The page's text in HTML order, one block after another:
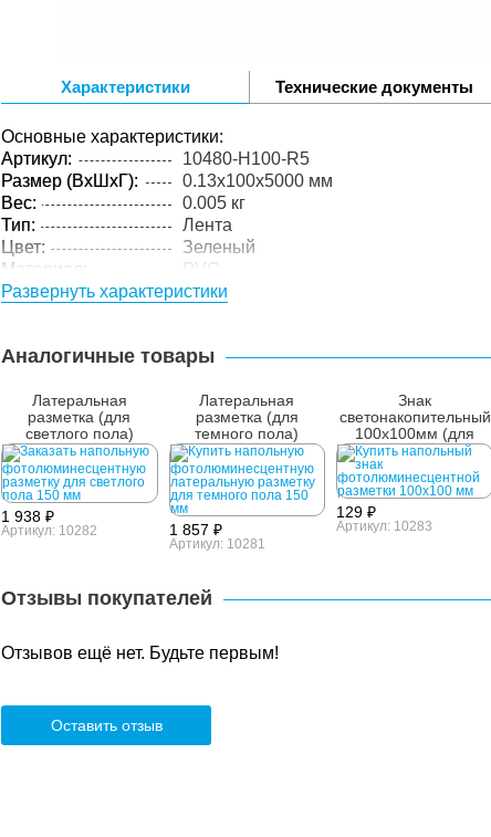
Характеристики Технические документы
Основные характеристики:
Артикул:
10480-H100-R5
Размер (ВxШxГ):
0.13x100x5000 мм
Вес:
0.005 кг
Тип:
Лента
Цвет:
Зеленый
Материал:
PVC
Толщина:
0,13
Размер (ВxШxГ):
Вес:
0.105 кг
Кол-во изделий в
упаковке:
1 шт.
Развернуть характеристики
Аналогичные товары
Латеральная
разметка (для
светлого пола)
150мм
1 938 ₽
Артикул: 10282
Латеральная
разметка (для
темного пола)
150мм
1 857 ₽
Артикул: 10281
Знак
светонакопительный
100х100мм (для
пола)
129 ₽
Артикул: 10283
Отзывы покупателей
Отзывов ещё нет. Будьте первым!
Оставить отзыв